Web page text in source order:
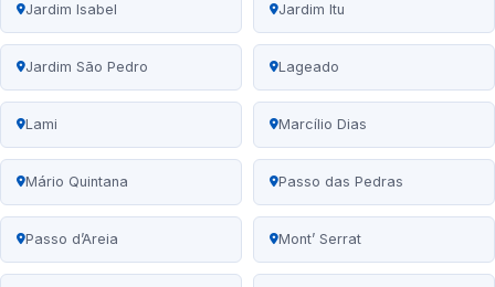
Jardim Isabel Jardim Itu
Jardim São Pedro Lageado
Lami Marcílio Dias
Mário Quintana Passo das Pedras
Passo d’Areia Mont’ Serrat